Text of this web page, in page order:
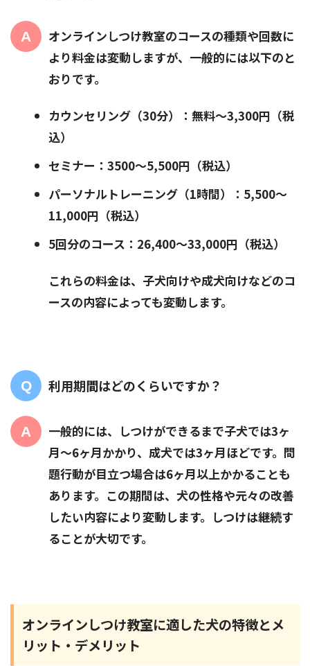
オンラインしつけ教室のコースの種類や回数に
より料金は変動しますが、一般的には以下のと
おりです。
カウンセリング（30分）：無料〜3,300円（税
込）
セミナー：3500〜5,500円（税込）
パーソナルトレーニング（1時間）：5,500〜
11,000円（税込）
5回分のコース：26,400〜33,000円（税込）
これらの料金は、子犬向けや成犬向けなどのコ
ースの内容によっても変動します。
利用期間はどのくらいですか？
一般的には、しつけができるまで子犬では3ヶ
月〜6ヶ月かかり、成犬では3ヶ月ほどです。問
題行動が目立つ場合は6ヶ月以上かかることも
あります。この期間は、犬の性格や元々の改善
したい内容により変動します。しつけは継続す
ることが大切です。
オンラインしつけ教室に適した犬の特徴とメ
リット・デメリット